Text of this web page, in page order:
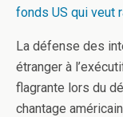
fonds US qui veut
La défense des
étranger à
flagrante lors du
chantage